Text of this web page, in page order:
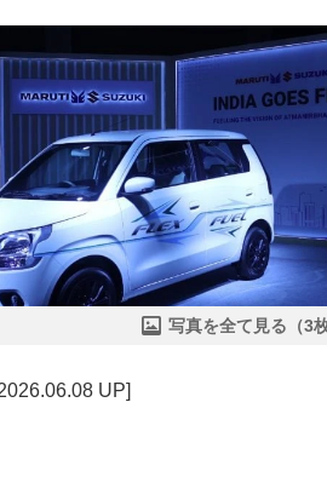
写真を全て見る（3枚
UP]